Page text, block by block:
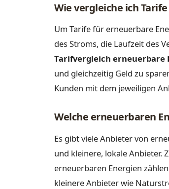
Wie vergleiche ich
Um Tarife für erneuerbare
des Stroms, die Laufzeit des
Tarifvergleich erneuerbare
und gleichzeitig Geld zu
Kunden mit dem jeweiligen
Welche erneuerbaren
Es gibt viele Anbieter von
und kleinere, lokale Anbieter.
erneuerbaren Energien
kleinere Anbieter wie